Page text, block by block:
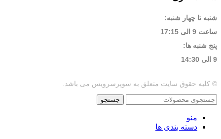
شنبه تا چهار شنبه:
ساعت 9 الی 17:15
پنج شنبه ها:
9 الی 14:30
© کلیه حقوق سایت متعلق به سوپرسرویس می باشد.
جستجو
منو
دسته بندی ها